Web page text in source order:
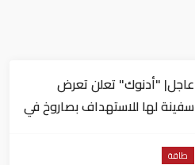
عاجل| "أدنوك" تعلن تعرض
سفينة لها للاستهداف بصاروخ في
طاقة